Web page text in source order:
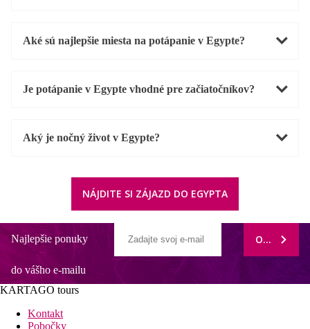
Aké sú najlepšie miesta na potápanie v Egypte?
Je potápanie v Egypte vhodné pre začiatočníkov?
Aký je nočný život v Egypte?
NÁJDITE SI ZÁJAZD DO EGYPTA
Najlepšie ponuky
do vášho e-mailu
ODOBERAŤ
KARTAGO tours
Kontakt
Pobočky